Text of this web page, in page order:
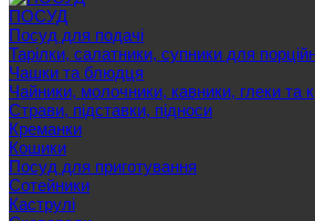
ПОСУД
Посуд для подачі
Тарілки, салатники, супники для
Чашки та блюдця
Чайники, молочники, кавники, глеки та
Страви, підставки, підноси
Креманки
Кошики
Посуд для приготування
Сотейники
Каструлі